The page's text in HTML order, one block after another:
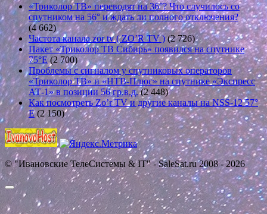
«Триколор ТВ» переводят на 36°? Что случилось со
спутником на 56° и ждать ли полного отключения?
(4 662)
Частота канала zor tv ( ZO’R TV ) (2 726)
Пакет «Триколор ТВ Сибирь» появился на спутнике
75°E (2 700)
Проблемы с сигналом у спутниковых операторов
«Триколор ТВ» и «НТВ-Плюс» на спутнике «Экспресс
АТ-1» в позиции 56 гр.в.д. (2 448)
Как посмотреть Zo’r TV и другие каналы на NSS-12 57°
E (2 150)
© "Ивановские ТелеСистемы & IT" - SaleSat.ru 2008 - 2026
Прокрутить
вверх